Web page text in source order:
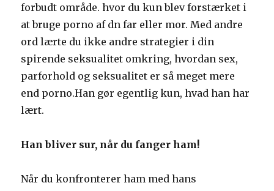
forbudt område. hvor du kun blev forstærket i
at bruge porno af dn far eller mor. Med andre
ord lærte du ikke andre strategier i din
spirende seksualitet omkring, hvordan sex,
parforhold og seksualitet er så meget mere
end porno.Han gør egentlig kun, hvad han har
lært.
Han bliver sur, når du fanger ham!
Når du konfronterer ham med hans